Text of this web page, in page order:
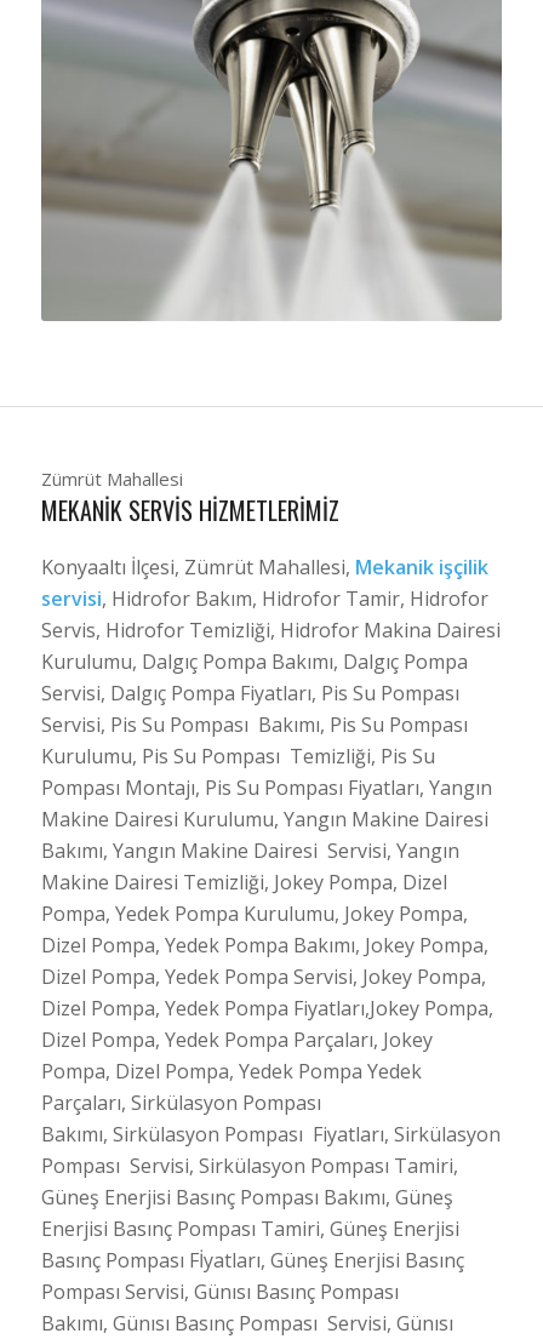
Zümrüt Mahallesi
MEKANIK SERVIS HIZMETLERIMIZ
Konyaaltı İlçesi, Zümrüt Mahallesi, Mekanik işçilik
servisi, Hidrofor Bakım, Hidrofor Tamir, Hidrofor
Servis, Hidrofor Temizliği, Hidrofor Makina Dairesi
Kurulumu, Dalgıç Pompa Bakımı, Dalgıç Pompa
Servisi, Dalgıç Pompa Fiyatları, Pis Su Pompası
Servisi, Pis Su Pompası Bakımı, Pis Su Pompası
Kurulumu, Pis Su Pompası Temizliği, Pis Su
Pompası Montajı, Pis Su Pompası Fiyatları, Yangın
Makine Dairesi Kurulumu, Yangın Makine Dairesi
Bakımı, Yangın Makine Dairesi Servisi, Yangın
Makine Dairesi Temizliği, Jokey Pompa, Dizel
Pompa, Yedek Pompa Kurulumu, Jokey Pompa,
Dizel Pompa, Yedek Pompa Bakımı, Jokey Pompa,
Dizel Pompa, Yedek Pompa Servisi, Jokey Pompa,
Dizel Pompa, Yedek Pompa Fiyatları,Jokey Pompa,
Dizel Pompa, Yedek Pompa Parçaları, Jokey
Pompa, Dizel Pompa, Yedek Pompa Yedek
Parçaları, Sirkülasyon Pompası
Bakımı, Sirkülasyon Pompası Fiyatları, Sirkülasyon
Pompası Servisi, Sirkülasyon Pompası Tamiri,
Güneş Enerjisi Basınç Pompası Bakımı, Güneş
Enerjisi Basınç Pompası Tamiri, Güneş Enerjisi
Basınç Pompası Fİyatları, Güneş Enerjisi Basınç
Pompası Servisi, Günısı Basınç Pompası
Bakımı, Günısı Basınç Pompası Servisi, Günısı